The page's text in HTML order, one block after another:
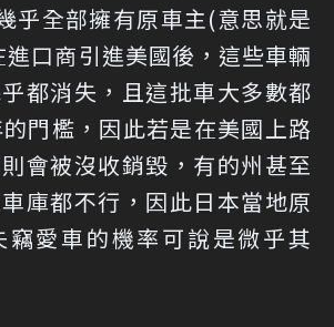
乎全部擁有原車主(意思就是
口商引進美國後，這些車輛
都消失，且這批車大多數都
門檻，因此若是在美國上路
會被沒收銷毀，有的州甚至
庫都不行，因此日本當地原
竊愛車的機率可說是微乎其